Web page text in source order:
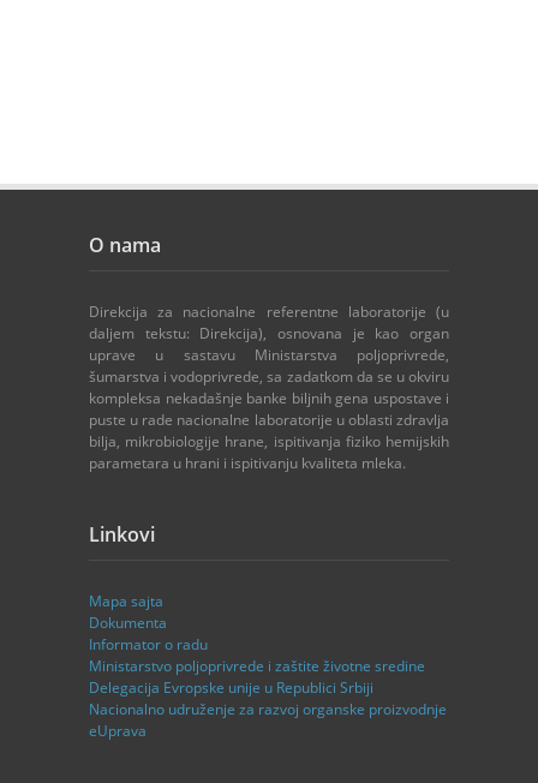
O nama
Direkcija za nacionalne referentne laboratorije (u
daljem tekstu: Direkcija), osnovana je kao organ
uprave u sastavu Ministarstva poljoprivrede,
šumarstva i vodoprivrede, sa zadatkom da se u okviru
kompleksa nekadašnje banke biljnih gena uspostave i
puste u rade nacionalne laboratorije u oblasti zdravlja
bilja, mikrobiologije hrane, ispitivanja fiziko hemijskih
parametara u hrani i ispitivanju kvaliteta mleka.
Linkovi
Mapa sajta
Dokumenta
Informator o radu
Ministаrstvo poljoprivrede i zaštite životne sredine
Delegаcijа Evropske unije u Republici Srbiji
Nаcionаlno udruženje zа rаzvoj orgаnske proizvodnje
eUprava